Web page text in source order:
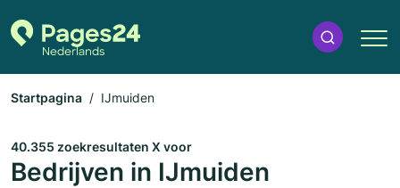
Startpagina IJmuiden
40.355 zoekresultaten X voor
Bedrijven in IJmuiden